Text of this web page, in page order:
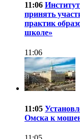
11:06
принять
практик
школе»
11:06
11:05
Омска к